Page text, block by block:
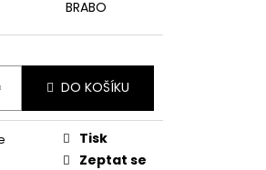
BRABO
DO KOŠÍKU
Tisk
Zeptat se